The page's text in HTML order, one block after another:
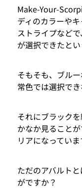
Make-Your-
ディのカラーや
ストライプなど
が選択できたとい
そもそも、ブル
常色では選択で
それにブラック
かなか見ること
リアになってい
ただのアバルト
がですか？